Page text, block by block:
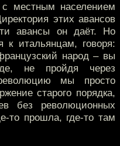
с местным населением
этих авансов
авансы он даёт. Но
к итальянцам, говоря:
народ – вы
не пройдя через
мы просто
старого порядка,
без революционных
то прошла, где-то там